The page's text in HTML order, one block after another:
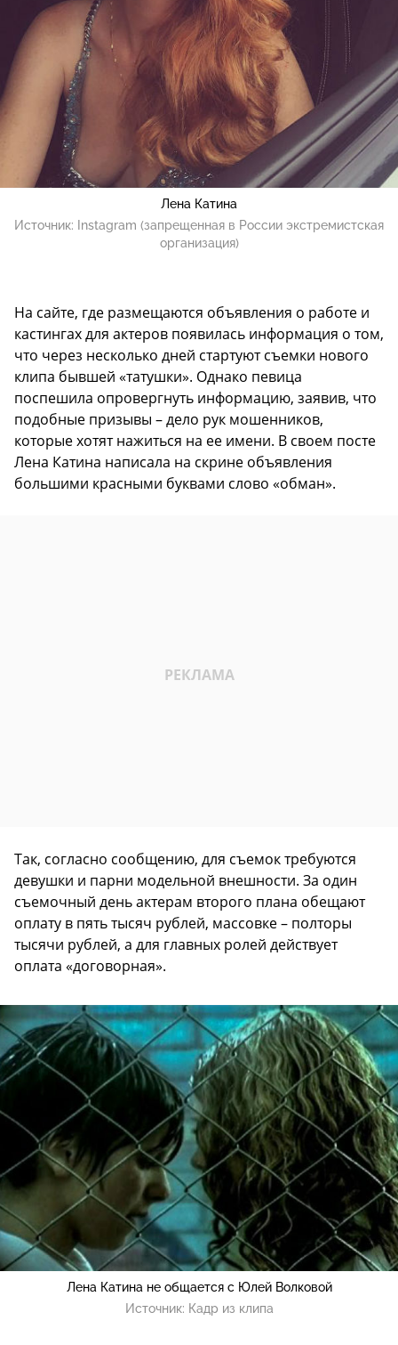
Лена Катина
Источник:
Instagram (запрещенная в России экстремистская
организация)
На сайте, где размещаются объявления о работе и
кастингах для актеров появилась информация о том,
что через несколько дней стартуют съемки нового
клипа бывшей «татушки». Однако певица
поспешила опровергнуть информацию, заявив, что
подобные призывы – дело рук мошенников,
которые хотят нажиться на ее имени. В своем посте
Лена Катина написала на скрине объявления
большими красными буквами слово «обман».
Так, согласно сообщению, для съемок требуются
девушки и парни модельной внешности. За один
съемочный день актерам второго плана обещают
оплату в пять тысяч рублей, массовке – полторы
тысячи рублей, а для главных ролей действует
оплата «договорная».
Лена Катина не общается с Юлей Волковой
Источник: Кадр из клипа